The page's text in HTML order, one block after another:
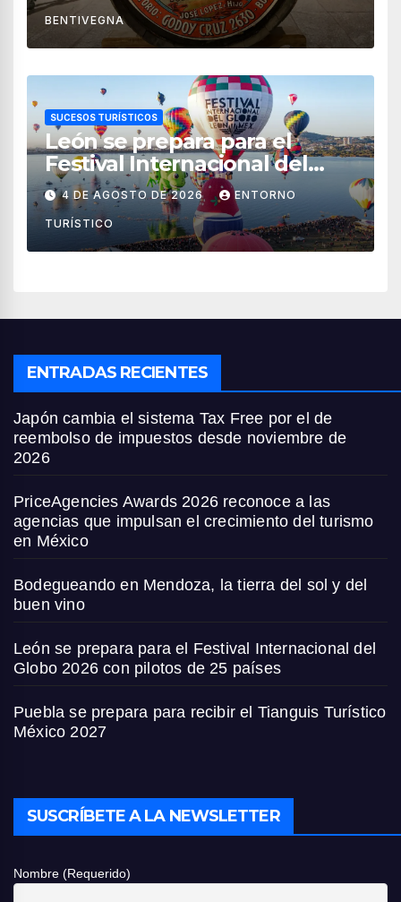
BENTIVEGNA
SUCESOS TURÍSTICOS
León se prepara para el
Festival Internacional del
Globo 2026 con pilotos de 25
países
4 DE AGOSTO DE 2026 ENTORNO
TURÍSTICO
ENTRADAS RECIENTES
Japón cambia el sistema Tax Free por el de
reembolso de impuestos desde noviembre de
2026
PriceAgencies Awards 2026 reconoce a las
agencias que impulsan el crecimiento del turismo
en México
Bodegueando en Mendoza, la tierra del sol y del
buen vino
León se prepara para el Festival Internacional del
Globo 2026 con pilotos de 25 países
Puebla se prepara para recibir el Tianguis Turístico
México 2027
SUSCRÍBETE A LA NEWSLETTER
Nombre (Requerido)